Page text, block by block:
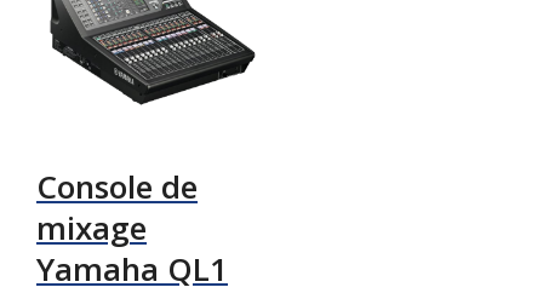
Console de
mixage
Yamaha QL1